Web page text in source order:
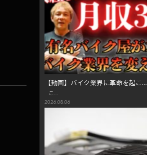
【動画】バイク業界に革命を起こ…
こ…
2026.08.06